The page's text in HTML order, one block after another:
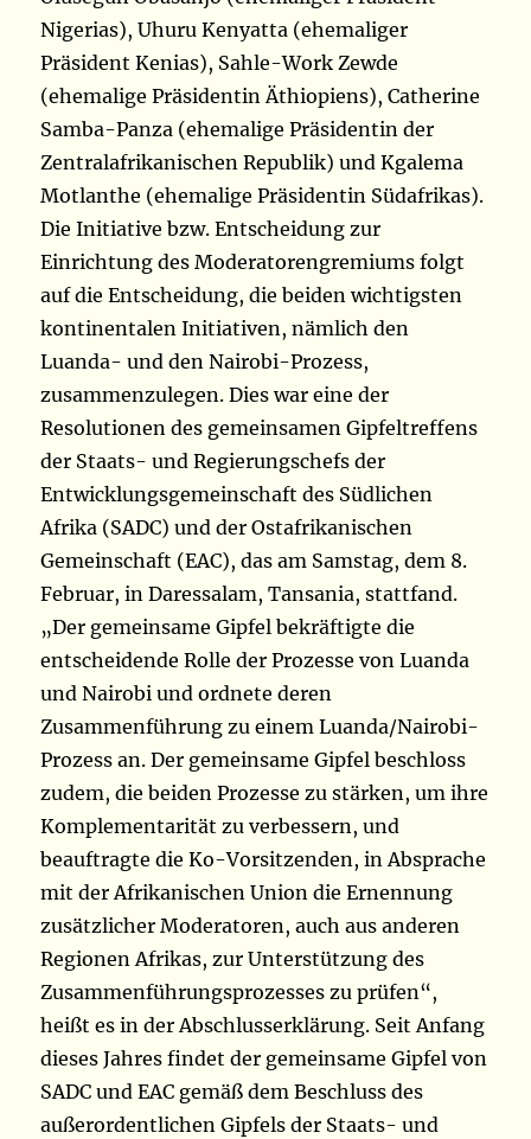
Nigerias), Uhuru Kenyatta (ehemaliger
Präsident Kenias), Sahle-Work Zewde
(ehemalige Präsidentin Äthiopiens), Catherine
Samba-Panza (ehemalige Präsidentin der
Zentralafrikanischen Republik) und Kgalema
Motlanthe (ehemalige Präsidentin Südafrikas).
Die Initiative bzw. Entscheidung zur
Einrichtung des Moderatorengremiums folgt
auf die Entscheidung, die beiden wichtigsten
kontinentalen Initiativen, nämlich den
Luanda- und den Nairobi-Prozess,
zusammenzulegen. Dies war eine der
Resolutionen des gemeinsamen Gipfeltreffens
der Staats- und Regierungschefs der
Entwicklungsgemeinschaft des Südlichen
Afrika (SADC) und der Ostafrikanischen
Gemeinschaft (EAC), das am Samstag, dem 8.
Februar, in Daressalam, Tansania, stattfand.
„Der gemeinsame Gipfel bekräftigte die
entscheidende Rolle der Prozesse von Luanda
und Nairobi und ordnete deren
Zusammenführung zu einem Luanda/Nairobi-
Prozess an. Der gemeinsame Gipfel beschloss
zudem, die beiden Prozesse zu stärken, um ihre
Komplementarität zu verbessern, und
beauftragte die Ko-Vorsitzenden, in Absprache
mit der Afrikanischen Union die Ernennung
zusätzlicher Moderatoren, auch aus anderen
Regionen Afrikas, zur Unterstützung des
Zusammenführungsprozesses zu prüfen“,
heißt es in der Abschlusserklärung. Seit Anfang
dieses Jahres findet der gemeinsame Gipfel von
SADC und EAC gemäß dem Beschluss des
außerordentlichen Gipfels der Staats- und